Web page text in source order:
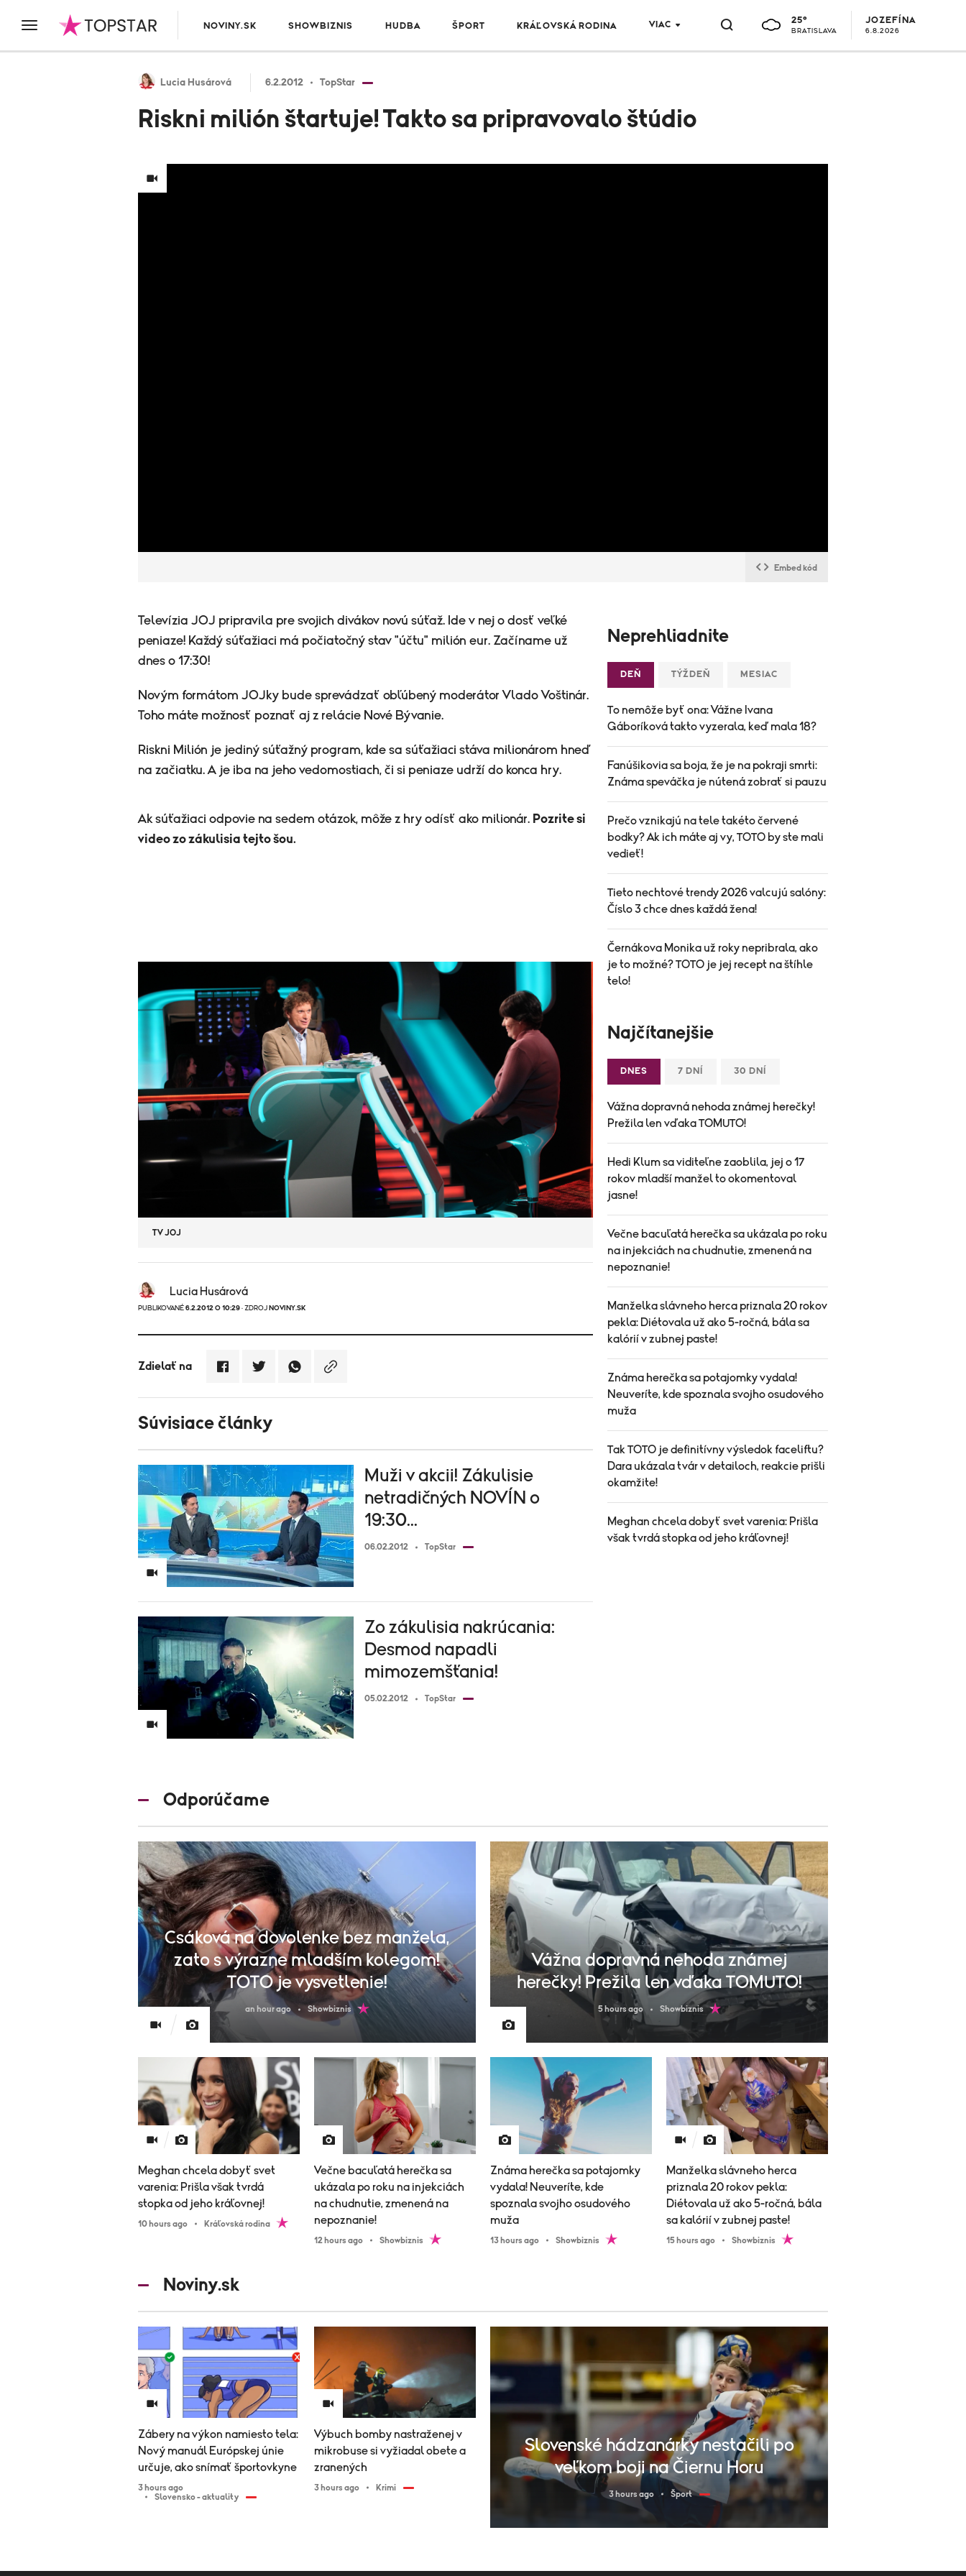
NOVINY.SK SHOWBIZNIS HUDBA ŠPORT KRÁĽOVSKÁ RODINA VIAC 25°
BRATISLAVA
JOZEFÍNA
6.8.2026
Lucia Husárová 6.2.2012 TopStar
Riskni milión štartuje! Takto sa pripravovalo štúdio
Embed kód
Televízia JOJ pripravila pre svojich divákov novú súťaž. Ide v nej o dosť veľké
peniaze! Každý súťažiaci má počiatočný stav "účtu" milión eur. Začíname už
dnes o 17:30!
Novým formátom JOJky bude sprevádzať obľúbený moderátor Vlado Voštinár.
Toho máte možnosť poznať aj z relácie Nové Bývanie.
Riskni Milión je jediný súťažný program, kde sa súťažiaci stáva milionárom hneď
na začiatku. A je iba na jeho vedomostiach, či si peniaze udrží do konca hry.
Ak súťažiaci odpovie na sedem otázok, môže z hry odísť ako milionár. Pozrite si
video zo zákulisia tejto šou.
TV JOJ
Lucia Husárová
PUBLIKOVANÉ 6.2.2012 O 10:29 · ZDROJ NOVINY.SK
Zdielať na
Súvisiace články
Muži v akcii! Zákulisie
netradičných NOVÍN o
19:30...
06.02.2012 TopStar
Zo zákulisia nakrúcania:
Desmod napadli
mimozemšťania!
05.02.2012 TopStar
Neprehliadnite
DEŇ TÝŽDEŇ MESIAC
To nemôže byť ona: Vážne Ivana
Gáboríková takto vyzerala, keď mala 18?
Fanúšikovia sa boja, že je na pokraji smrti:
Známa speváčka je nútená zobrať si pauzu
Prečo vznikajú na tele takéto červené
bodky? Ak ich máte aj vy, TOTO by ste mali
vedieť!
Tieto nechtové trendy 2026 valcujú salóny:
Číslo 3 chce dnes každá žena!
Černákova Monika už roky nepribrala, ako
je to možné? TOTO je jej recept na štíhle
telo!
Najčítanejšie
DNES 7 DNÍ 30 DNÍ
Vážna dopravná nehoda známej herečky!
Prežila len vďaka TOMUTO!
Hedi Klum sa viditeľne zaoblila, jej o 17
rokov mladší manžel to okomentoval
jasne!
Večne bacuľatá herečka sa ukázala po roku
na injekciách na chudnutie, zmenená na
nepoznanie!
Manželka slávneho herca priznala 20 rokov
pekla: Diétovala už ako 5-ročná, bála sa
kalórií v zubnej paste!
Známa herečka sa potajomky vydala!
Neuveríte, kde spoznala svojho osudového
muža
Tak TOTO je definitívny výsledok faceliftu?
Dara ukázala tvár v detailoch, reakcie prišli
okamžite!
Meghan chcela dobyť svet varenia: Prišla
však tvrdá stopka od jeho kráľovnej!
Odporúčame
Csáková na dovolenke bez manžela,
zato s výrazne mladším kolegom!
TOTO je vysvetlenie!
an hour ago Showbiznis
Vážna dopravná nehoda známej
herečky! Prežila len vďaka TOMUTO!
5 hours ago Showbiznis
Meghan chcela dobyť svet
varenia: Prišla však tvrdá
stopka od jeho kráľovnej!
10 hours ago Kráľovská rodina
Večne bacuľatá herečka sa
ukázala po roku na injekciách
na chudnutie, zmenená na
nepoznanie!
12 hours ago Showbiznis
Známa herečka sa potajomky
vydala! Neuveríte, kde
spoznala svojho osudového
muža
13 hours ago Showbiznis
Manželka slávneho herca
priznala 20 rokov pekla:
Diétovala už ako 5-ročná, bála
sa kalórií v zubnej paste!
15 hours ago Showbiznis
Noviny.sk
Zábery na výkon namiesto tela:
Nový manuál Európskej únie
určuje, ako snímať športovkyne
3 hours ago
Slovensko - aktuality
Výbuch bomby nastraženej v
mikrobuse si vyžiadal obete a
zranených
3 hours ago Krimi
Slovenské hádzanárky nestačili po
veľkom boji na Čiernu Horu
3 hours ago Šport